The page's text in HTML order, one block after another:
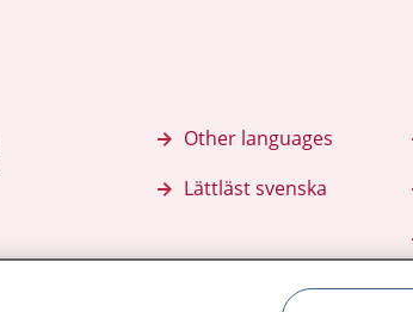
Other languages
Lättläst svenska